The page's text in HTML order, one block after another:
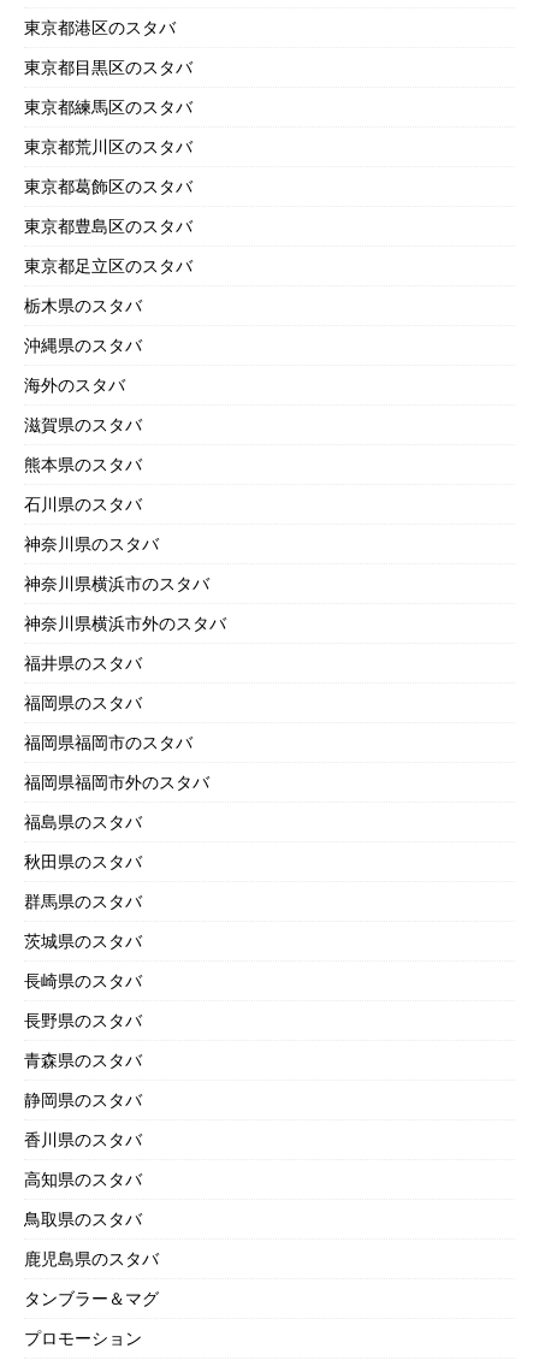
東京都港区のスタバ
東京都目黒区のスタバ
東京都練馬区のスタバ
東京都荒川区のスタバ
東京都葛飾区のスタバ
東京都豊島区のスタバ
東京都足立区のスタバ
栃木県のスタバ
沖縄県のスタバ
海外のスタバ
滋賀県のスタバ
熊本県のスタバ
石川県のスタバ
神奈川県のスタバ
神奈川県横浜市のスタバ
神奈川県横浜市外のスタバ
福井県のスタバ
福岡県のスタバ
福岡県福岡市のスタバ
福岡県福岡市外のスタバ
福島県のスタバ
秋田県のスタバ
群馬県のスタバ
茨城県のスタバ
長崎県のスタバ
長野県のスタバ
青森県のスタバ
静岡県のスタバ
香川県のスタバ
高知県のスタバ
鳥取県のスタバ
鹿児島県のスタバ
タンブラー＆マグ
プロモーション